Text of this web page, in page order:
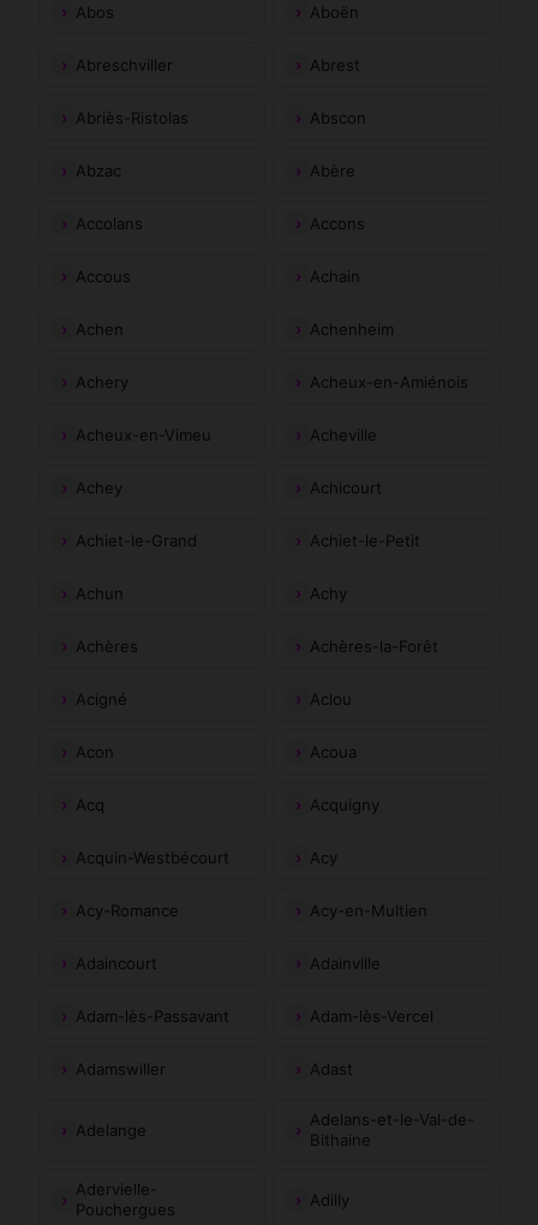
Abos Aboën
Abreschviller Abrest
Abriès-Ristolas Abscon
Abzac Abère
Accolans Accons
Accous Achain
Achen Achenheim
Achery Acheux-en-Amiénois
Acheux-en-Vimeu Acheville
Achey Achicourt
Achiet-le-Grand Achiet-le-Petit
Achun Achy
Achères Achères-la-Forêt
Acigné Aclou
Acon Acoua
Acq Acquigny
Acquin-Westbécourt Acy
Acy-Romance Acy-en-Multien
Adaincourt Adainville
Adam-lès-Passavant Adam-lès-Vercel
Adamswiller Adast
Adelange
Adelans-et-le-Val-de-
Bithaine
Adervielle-
Pouchergues
Adilly